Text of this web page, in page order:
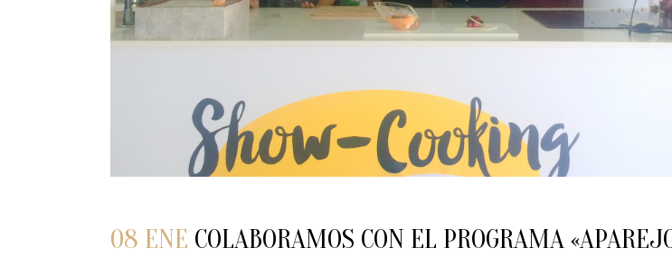
08 ENE COLABORAMOS CON EL PROGRAMA